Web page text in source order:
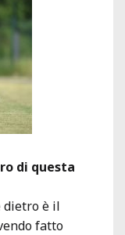
di questa
dietro è il
fatto